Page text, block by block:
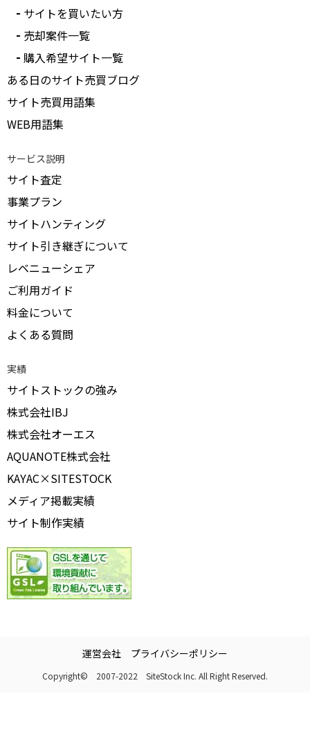
サイトを買いたい方
売却案件一覧
購入希望サイト一覧
ある日のサイト売買ブログ
サイト売買用語集
WEB用語集
サービス説明
サイト査定
事業プラン
サイトハンティング
サイト引き継ぎについて
レベニューシェア
ご利用ガイド
料金について
よくある質問
実績
サイトストックの強み
株式会社IBJ
株式会社オーエス
AQUANOTE株式会社
KAYAC×SITESTOCK
メディア掲載実績
サイト制作実績
運営会社 プライバシーポリシー
Copyright© 2007-2022 SiteStock Inc. All Right Reserved.